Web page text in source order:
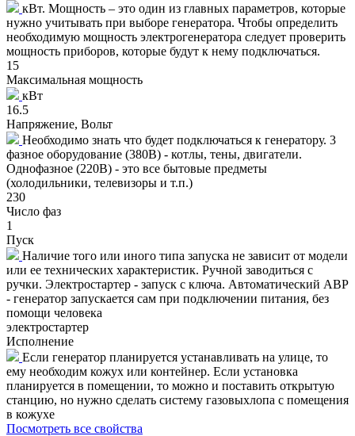
кВт. Мощность – это один из главных параметров, которые
нужно учитывать при выборе генератора. Чтобы определить
необходимую мощность электрогенератора следует проверить
мощность приборов, которые будут к нему подключаться.
15
Максимальная мощность
кВт
16.5
Напряжение, Вольт
Необходимо знать что будет подключаться к генератору. 3
фазное оборудование (380В) - котлы, тены, двигатели.
Однофазное (220В) - это все бытовые предметы
(холодильники, телевизоры и т.п.)
230
Число фаз
1
Пуск
Наличие того или иного типа запуска не зависит от модели
или ее технических характеристик. Ручной заводиться с
ручки. Электростартер - запуск с ключа. Автоматический АВР
- генератор запускается сам при подключении питания, без
помощи человека
электростартер
Исполнение
Если генератор планируется устанавливать на улице, то
ему необходим кожух или контейнер. Если установка
планируется в помещении, то можно и поставить открытую
станцию, но нужно сделать систему газовыхлопа с помещения
в кожухе
Посмотреть все свойства